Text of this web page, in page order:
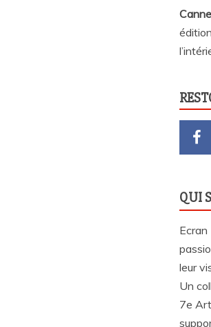
QUI
leur
Un
7e